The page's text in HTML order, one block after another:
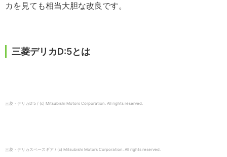
カを見ても相当大胆な改良です。
三菱デリカD:5とは
三菱・デリカD:5 / (c) Mitsubishi Motors Corporation. All rights reserved.
三菱・デリカスペースギア / (c) Mitsubishi Motors Corporation. All rights reserved.